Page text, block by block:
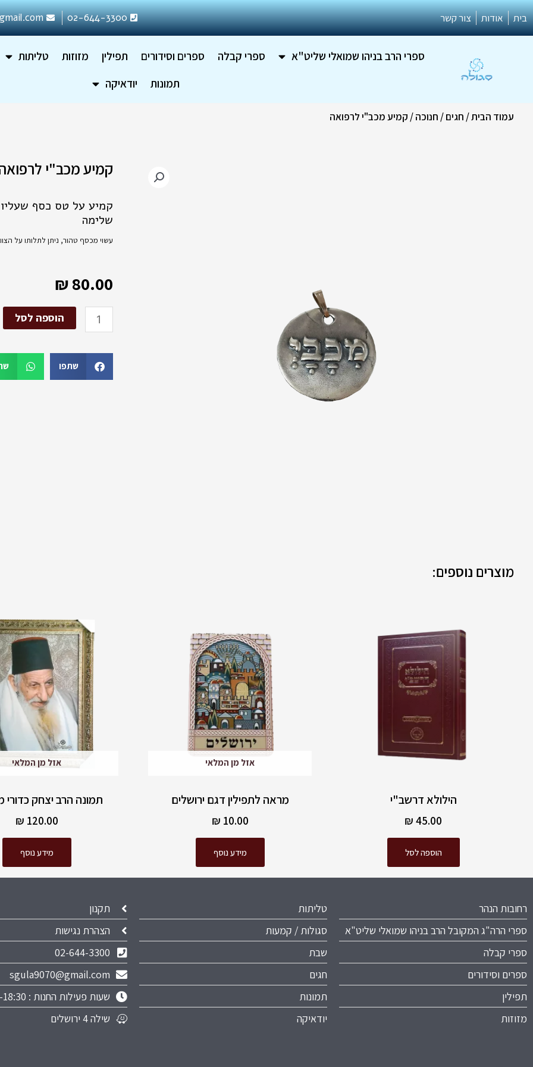
דילוג
לתוכן
בית אודות צור קשר 02-644-3300
ספרי הרב בניהו שמואלי שליט"א ספרי קבלה ספרים וסידורים תפילין מזוזות טליתות
תמונות
יודאיקה
עמוד הבית/ חגים/ חנוכה/ קמיע מכב"י לרפואה
קמיע מכב"י
קמיע על טס כסף
שלימה
עשוי מכסף טהור, ניתן לתלותו על
80.00
₪
מכב"י
לרפואה
הוספה לסל
שתפו
מוצרים נוספים:
הילולא דרשב"י
45.00
₪
הוספה לסל
אזל מן המלאי
מראה לתפילין דגם ירושלים
10.00
₪
מידע נוסף
אזל מן המלאי
תמונה הרב יצחק כדורי
120.00
₪
מידע נוסף
רחובות הנהר
ספרי הרה"ג המקובל הרב בניהו שמואלי שליט"א
ספרי קבלה
ספרים וסידורים
תפילין
מזוזות
טליתות
סגולות / קמעות
שבת
חגים
תמונות
יודאיקה
תקנון
הצהרת נגישות
02-644-3300
sgula9070@gmail.com
שעות פעילות החנות : 9:00-18:30
שילה 4 ירושלים